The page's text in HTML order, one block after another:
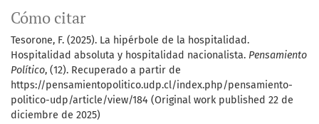
Cómo citar
Tesorone, F. (2025). La hipérbole de la hospitalidad.
Hospitalidad absoluta y hospitalidad nacionalista. Pensamiento
Político, (12). Recuperado a partir de
https://pensamientopolitico.udp.cl/index.php/pensamiento-
politico-udp/article/view/184 (Original work published 22 de
diciembre de 2025)